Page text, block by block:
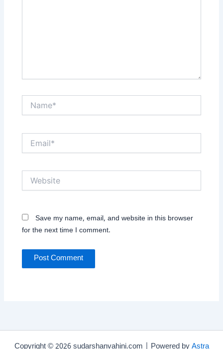
Save my name, email, and website in this browser
for the next time I comment.
Copyright © 2026 sudarshanvahini.com | Powered by Astra